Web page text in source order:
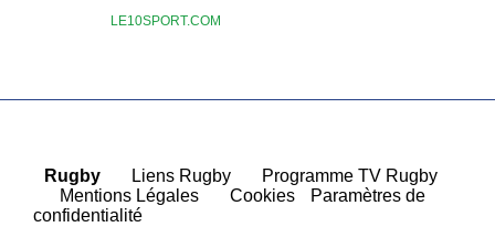
LE10SPORT.COM
Rugby Liens Rugby
Programme TV Rugby
Mentions Légales Cookies
Paramètres de
confidentialité